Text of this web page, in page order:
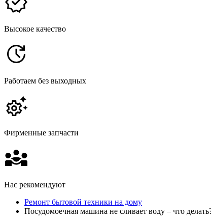
Высокое качество
Работаем без выходных
Фирменные запчасти
Нас рекомендуют
Ремонт бытовой техники на дому
Посудомоечная машина не сливает воду – что